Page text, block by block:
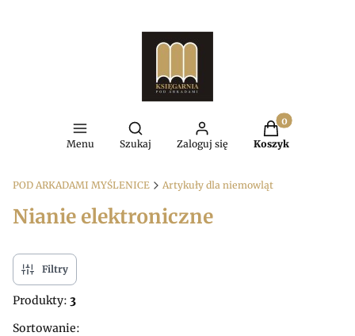
Menu
Otwórz wyszukiwarkę
Szukaj Zaloguj się
Produkty w
Koszyk
POD ARKADAMI MYŚLENICE Artykuły dla niemowląt
Nianie elektroniczne
Filtry
Produkty: 3
Lista produktów
Sortowanie: